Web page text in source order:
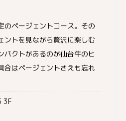
のページェントコース。その
ントを見ながら贅沢に楽しむ
パクトがあるのが仙台牛のヒ
合はページェントさえも忘れ
3F